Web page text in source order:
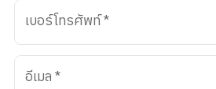
เบอร์โทรศัพท์*
อีเมล*